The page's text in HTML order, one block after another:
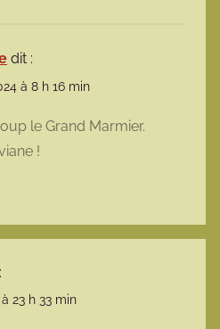
dit :
à 8 h 16 min
le Grand Marmier.
!
23 h 33 min